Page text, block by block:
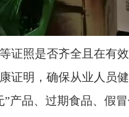
证照是否齐全且在有
证明，确保从业人员
产品、过期食品、假